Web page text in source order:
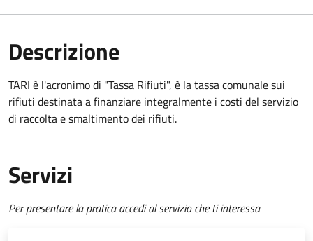
Descrizione
TARI è l'acronimo di "Tassa Rifiuti", è la tassa comunale sui
rifiuti destinata a finanziare integralmente i costi del servizio
di raccolta e smaltimento dei rifiuti.
Servizi
Per presentare la pratica accedi al servizio che ti interessa